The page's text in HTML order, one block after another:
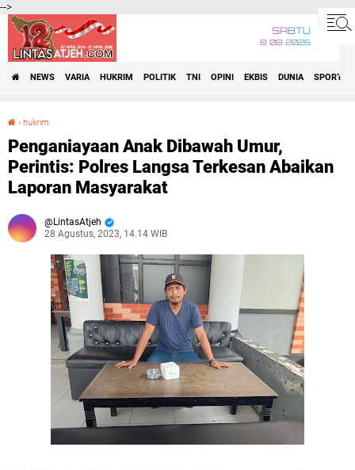
-->
SABTU
8•08•2026
NEWS VARIA HUKRIM POLITIK TNI OPINI EKBIS DUNIA SPORT
› hukrim
Penganiayaan Anak Dibawah Umur,
Perintis: Polres Langsa Terkesan Abaikan
Laporan Masyarakat
LintasAtjeh
28 Agustus, 2023, 14.14 WIB